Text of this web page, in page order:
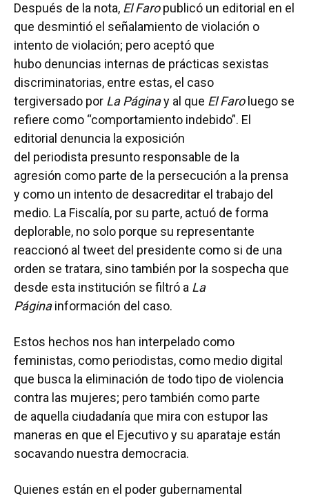
Después de la nota, El Faropublicó un editorial en el
que desmintió el señalamiento de violación o
intento de violación; pero aceptó que
hubo denuncias internas de prácticas sexistas
discriminatorias, entre estas, el caso
tergiversado por La Páginay al que El Faroluego se
refiere como “comportamiento indebido”. El
editorial denuncia la exposición
del periodista presunto responsable de la
agresión como parte de la persecución a la prensa
y como un intento de desacreditar el trabajo del
medio. La Fiscalía, por su parte, actuó de forma
deplorable, no solo porque su representante
reaccionó al tweet del presidente como si de una
orden se tratara, sino también por la sospecha que
desde esta institución se filtró a La
Páginainformación del caso.
Estos hechos nos han interpelado como
feministas, como periodistas, como medio digital
que busca la eliminación de todo tipo de violencia
contra las mujeres; pero también como parte
de aquella ciudadanía que mira con estupor las
maneras en que el Ejecutivo y su aparataje están
socavando nuestra democracia.
Quienes están en el poder gubernamental